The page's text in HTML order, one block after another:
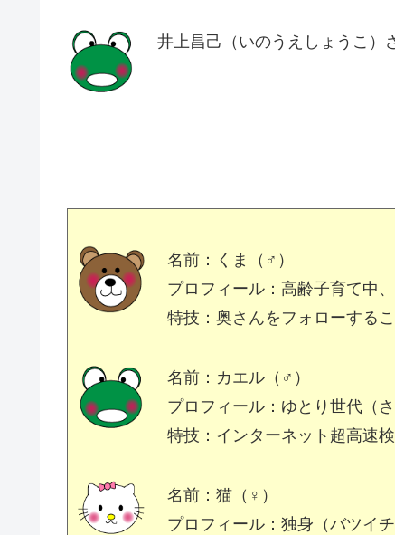
井上昌己（いのうえしょうこ）
名前：くま（♂）
プロフィール：高齢子育て中
特技：奥さんをフォローするこ
名前：カエル（♂）
プロフィール：ゆとり世代（
特技：インターネット超高速検
名前：猫（♀）
プロフィール：独身（バツイ